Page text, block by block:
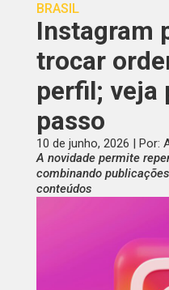
BRASIL
Instagram
trocar
perfil; veja
passo
10 de junho, 2026 | Por:
A novidade permite
combinando
conteúdos